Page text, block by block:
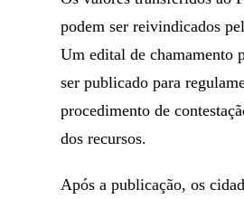
podem ser reivindicados
Um edital de chamamento
ser publicado para
procedimento de
dos recursos.
Após a publicação, os